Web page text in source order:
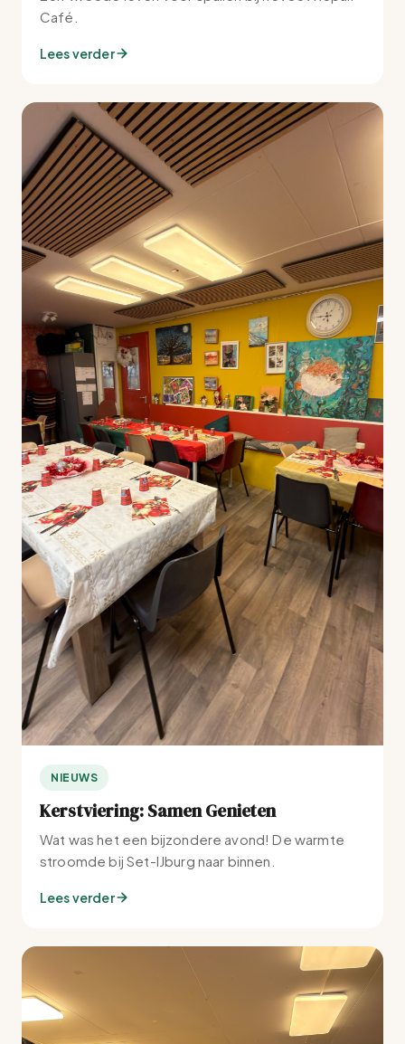
Café.
Lees verder
NIEUWS
Kerstviering: Samen Genieten
Wat was het een bijzondere avond! De warmte
stroomde bij Set-IJburg naar binnen.
Lees verder